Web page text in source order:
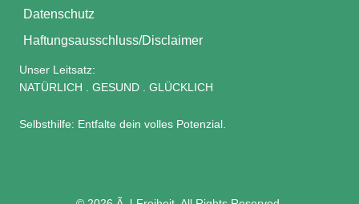
Datenschutz
Haftungsausschluss/Disclaimer
Unser Leitsatz:
NATÜRLICH . GESUND . GLÜCKLICH
Selbsthilfe: Entfalte dein volles Potenzial.